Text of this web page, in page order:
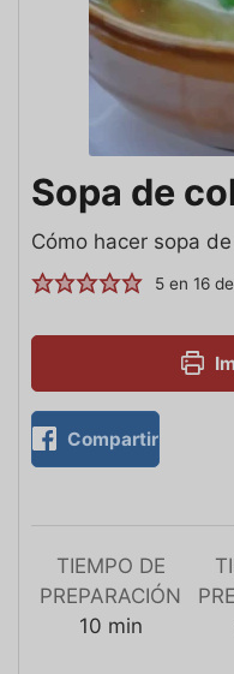
Sopa de
Cómo hacer sopa
5 en16
Compartir
TIEMPO DE
PREPARACIÓN
10 min